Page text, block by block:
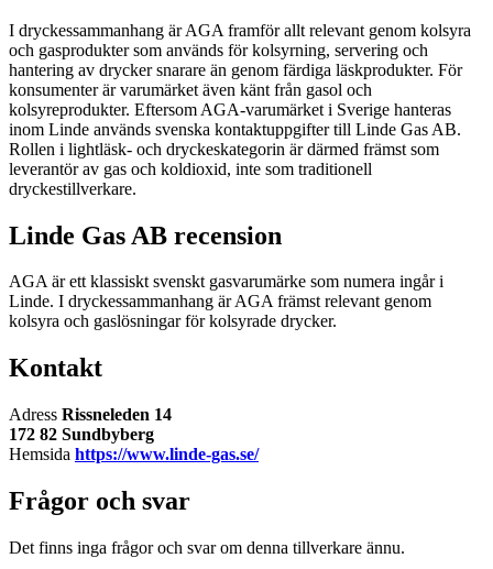
I dryckessammanhang är AGA framför allt relevant genom kolsyra
och gasprodukter som används för kolsyrning, servering och
hantering av drycker snarare än genom färdiga läskprodukter. För
konsumenter är varumärket även känt från gasol och
kolsyreprodukter. Eftersom AGA-varumärket i Sverige hanteras
inom Linde används svenska kontaktuppgifter till Linde Gas AB.
Rollen i lightläsk- och dryckeskategorin är därmed främst som
leverantör av gas och koldioxid, inte som traditionell
dryckestillverkare.
Linde Gas AB recension
AGA är ett klassiskt svenskt gasvarumärke som numera ingår i
Linde. I dryckessammanhang är AGA främst relevant genom
kolsyra och gaslösningar för kolsyrade drycker.
Kontakt
Adress Rissneleden 14
172 82 Sundbyberg
Hemsida https://www.linde-gas.se/
Frågor och svar
Det finns inga frågor och svar om denna tillverkare ännu.